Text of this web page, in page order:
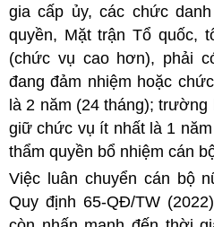
gia cấp ủy, các chức
quyền, Mặt trận Tổ quốc,
(chức vụ cao hơn), phải
đang đảm nhiệm hoặc
là 2 năm (24 tháng);
giữ chức vụ ít nhất là 1
thẩm quyền bổ nhiệm cán
Việc luân chuyển cán bộ
Quy định 65-QĐ/TW